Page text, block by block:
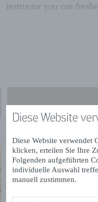
Diese Website
Diese Website verwendet
klicken, erteilen Sie Ihre
Folgenden aufgeführten
individuelle Auswahl
manuell zustimmen.
instructor you can